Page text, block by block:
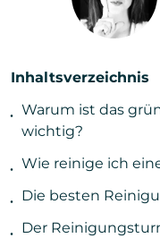
Inhaltsverzeichnis
Warum ist das
wichtig?
Wie reinige ich
Die besten
Der